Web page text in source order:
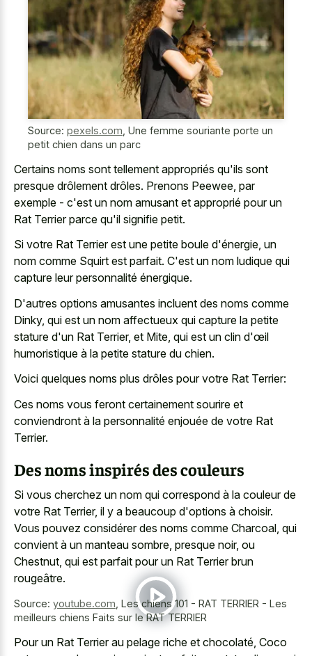
Source: pexels.com, Une femme souriante porte un
petit chien dans un parc
Certains noms sont tellement appropriés qu'ils sont
presque drôlement drôles. Prenons Peewee, par
exemple - c'est un nom amusant et approprié pour un
Rat Terrier parce qu'il signifie petit.
Si votre Rat Terrier est une petite boule d'énergie, un
nom comme Squirt est parfait. C'est un nom ludique qui
capture leur personnalité énergique.
D'autres options amusantes incluent des noms comme
Dinky, qui est un nom affectueux qui capture la petite
stature d'un Rat Terrier, et Mite, qui est un clin d'œil
humoristique à la petite stature du chien.
Voici quelques noms plus drôles pour votre Rat Terrier:
Ces noms vous feront certainement sourire et
conviendront à la personnalité enjouée de votre Rat
Terrier.
Des noms inspirés des couleurs
Si vous cherchez un nom qui correspond à la couleur de
votre Rat Terrier, il y a beaucoup d'options à choisir.
Vous pouvez considérer des noms comme Charcoal, qui
convient à un manteau sombre, presque noir, ou
Chestnut, qui est parfait pour un Rat Terrier brun
rougeâtre.
Source: youtube.com, Les chiens 101 - RAT TERRIER - Les
meilleurs chiens Faits sur le RAT TERRIER
Pour un Rat Terrier au pelage riche et chocolaté, Coco